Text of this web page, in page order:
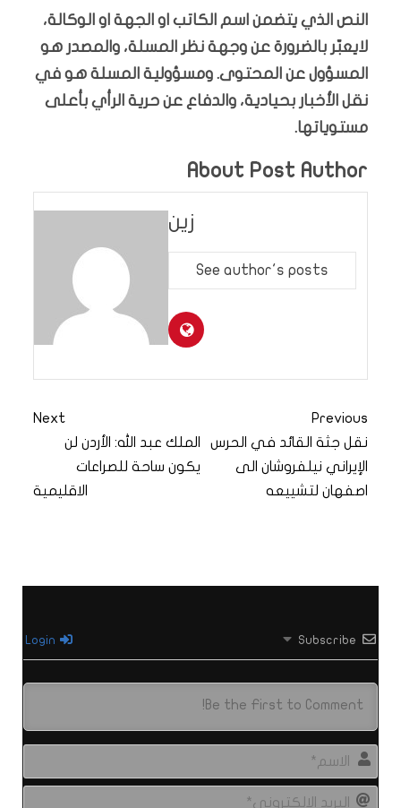
النص الذي يتضمن اسم الكاتب او الجهة او الوكالة،
لايعبّر بالضرورة عن وجهة نظر المسلة، والمصدر هو
المسؤول عن المحتوى. ومسؤولية المسلة هو في
نقل الأخبار بحيادية، والدفاع عن حرية الرأي بأعلى
مستوياتها.
About Post Author
زين
See author's posts
Previous
نقل جثة القائد في الحرس
الإيراني نيلفروشان الى
اصفهان لتشييعه
Next
الملك عبد الله: الأردن لن
يكون ساحة للصراعات
الاقليمية
Subscribe